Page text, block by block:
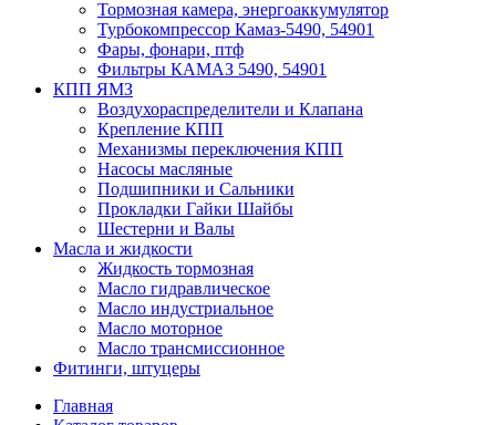
Тормозная камера, энергоаккумулятор
Турбокомпрессор Камаз-5490, 54901
Фары, фонари, птф
Фильтры КАМАЗ 5490, 54901
КПП ЯМЗ
Воздухораспределители и Клапана
Крепление КПП
Механизмы переключения КПП
Насосы масляные
Подшипники и Сальники
Прокладки Гайки Шайбы
Шестерни и Валы
Масла и жидкости
Жидкость тормозная
Масло гидравлическое
Масло индустриальное
Масло моторное
Масло трансмиссионное
Фитинги, штуцеры
Главная